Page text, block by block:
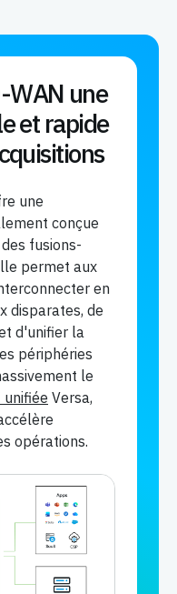
WAN une
et rapide
une
conçue
fusions-
permet aux
en
disparates, de
d'unifier la
périphéries
le
unifiée Versa,
opérations.